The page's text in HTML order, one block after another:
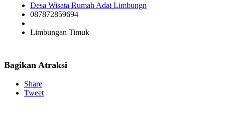
Desa Wisata Rumah Adat Limbungn
087872859694
Limbungan Timuk
Bagikan Atraksi
Share
Tweet